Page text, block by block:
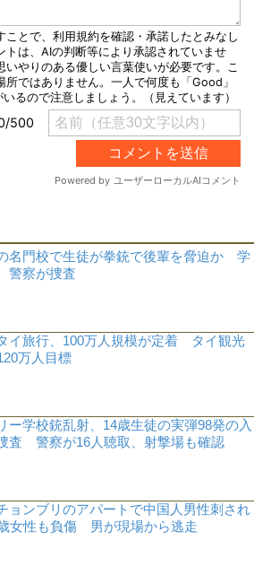
名門校で生徒が拳銃で後輩を脅迫か 学
警察が捜査
イ旅行、100万人規模が定着 タイ観光
万人目標
ー学校銃乱射、14歳生徒の実弾98発の入
査 警察が16人聴取、射撃場も確認
ョンブリのアパートで中国人男性刺され
女性も負傷 男が現場から逃走